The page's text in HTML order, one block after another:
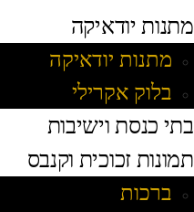
מתנות יודאיקה
מתנות יודאיקה
בלוק אקרילי
בתי כנסת וישיבות
תמונות זכוכית וקנבס
ברכות